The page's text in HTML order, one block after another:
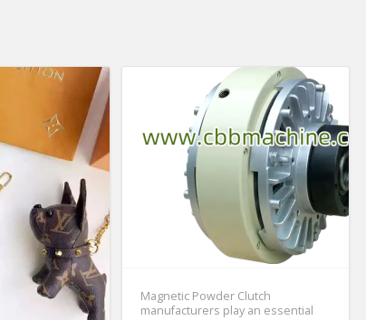
Magnetic Powder Clutch
manufacturers play an essential